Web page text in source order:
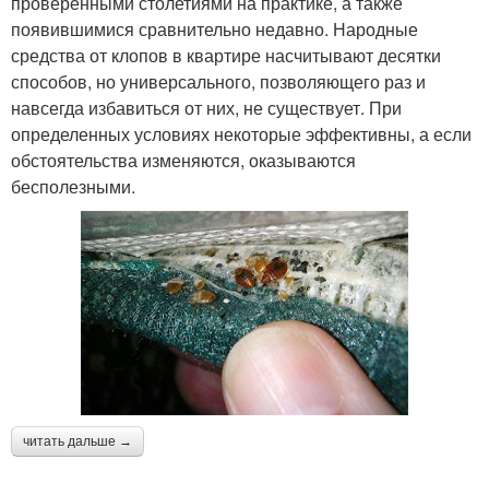
появившимися сравнительно недавно. Народные
средства от клопов в квартире насчитывают десятки
способов, но универсального, позволяющего раз и
навсегда избавиться от них, не существует. При
определенных условиях некоторые эффективны, а если
обстоятельства изменяются, оказываются
бесполезными.
читать дальше →